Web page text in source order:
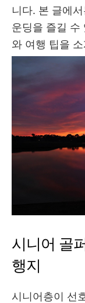
니다. 본 글에
운딩을 즐길 수
와 여행 팁을
시니어 골
행지
시니어층이 선